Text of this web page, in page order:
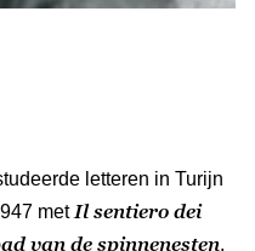
letteren in Turijn
met Il sentiero dei
van de spinnenesten,